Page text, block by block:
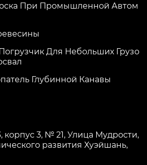
При Промышленной Автом
Для Небольших Грузо
Глубинной Канавы
корпус 3, № 21, Улица Мудрости,
развития Хуэйшань,